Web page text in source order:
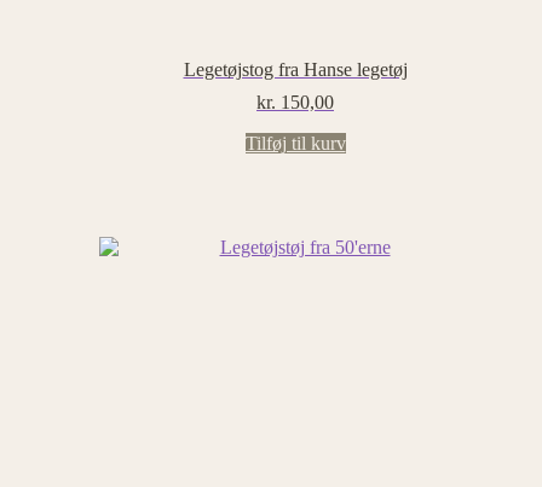
Legetøjstog fra Hanse legetøj
kr. 150,00
Tilføj til kurv